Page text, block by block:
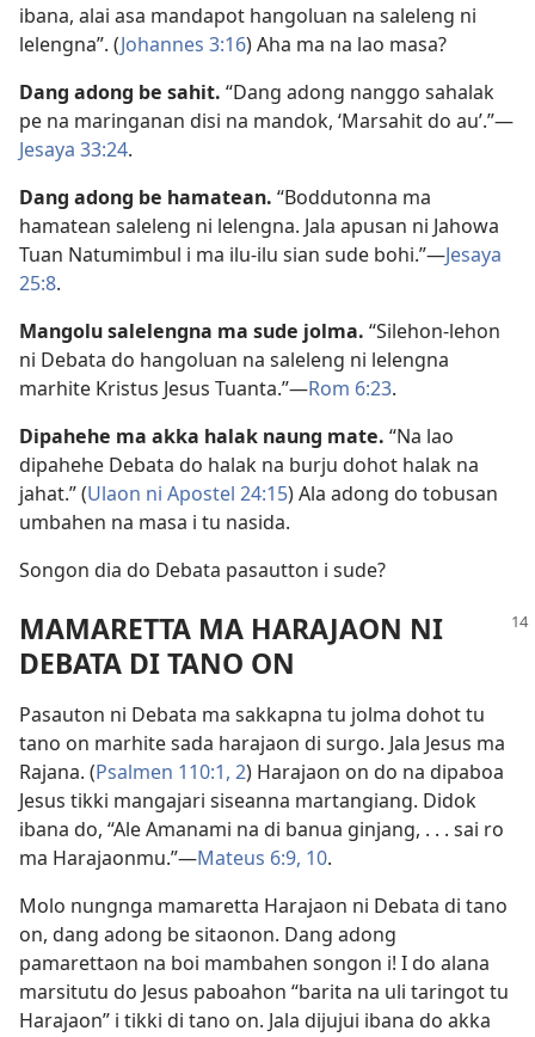
ibana, alai asa mandapot hangoluan na saleleng ni
lelengna”. (Johannes 3:16) Aha ma na lao masa?
Dang adong be sahit. “Dang adong nanggo sahalak
pe na maringanan disi na mandok, ‘Marsahit do au’.”—
Jesaya 33:24.
Dang adong be hamatean. “Boddutonna ma
hamatean saleleng ni lelengna. Jala apusan ni Jahowa
Tuan Natumimbul i ma ilu-ilu sian sude bohi.”—Jesaya
25:8.
Mangolu salelengna ma sude jolma. “Silehon-lehon
ni Debata do hangoluan na saleleng ni lelengna
marhite Kristus Jesus Tuanta.”—Rom 6:23.
Dipahehe ma akka halak naung mate. “Na lao
dipahehe Debata do halak na burju dohot halak na
jahat.” (Ulaon ni Apostel 24:15) Ala adong do tobusan
umbahen na masa i tu nasida.
Songon dia do Debata pasautton i sude?
MAMARETTA MA HARAJAON NI
DEBATA DI TANO ON
Pasauton ni Debata ma sakkapna tu jolma dohot tu
tano on marhite sada harajaon di surgo. Jala Jesus ma
Rajana. (Psalmen 110:1, 2) Harajaon on do na dipaboa
Jesus tikki mangajari siseanna martangiang. Didok
ibana do, “Ale Amanami na di banua ginjang, . . . sai ro
ma Harajaonmu.”—Mateus 6:9, 10.
Molo nungnga mamaretta Harajaon ni Debata di tano
on, dang adong be sitaonon. Dang adong
pamarettaon na boi mambahen songon i! I do alana
marsitutu do Jesus paboahon “barita na uli taringot tu
Harajaon” i tikki di tano on. Jala dijujui ibana do akka